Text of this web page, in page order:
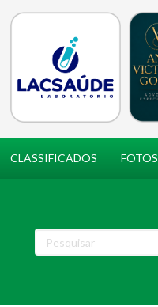
CLASSIFICADOS FOTOS